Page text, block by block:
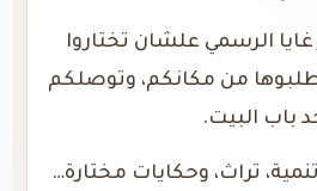
الرسمي علشان تختاروا
من مكانكم، وتوصلكم
باب البيت.
تنمية، تراث، وحكايات مختارة…